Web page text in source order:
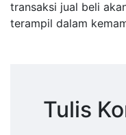
transaksi jual beli
terampil dalam
Tulis